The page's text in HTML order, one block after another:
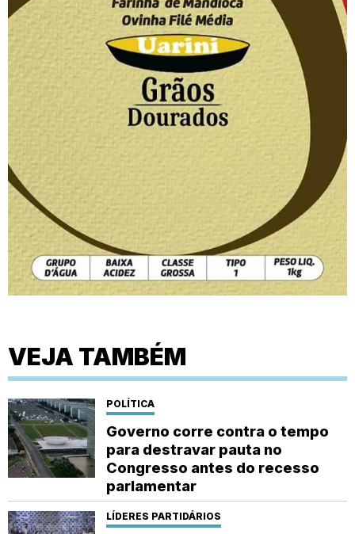
VEJA TAMBÉM
POLÍTICA
Governo corre contra o tempo
para destravar pauta no
Congresso antes do recesso
parlamentar
LÍDERES PARTIDÁRIOS